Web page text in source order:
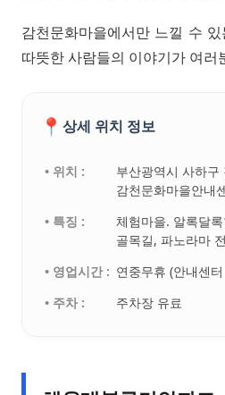
감천문화마을에서만 느낄 수
따뜻한 사람들의 이야기가 여러
📍 상세 위치 정보
• 위치 :
부산광역시 사하구
감천문화마을안내
• 특징 :
체험마을. 알록달
골목길, 파노라마
• 영업시간 : 연중무휴 (안내센
• 주차 :
주차장 유료